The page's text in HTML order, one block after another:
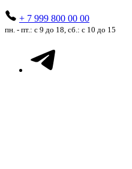
+ 7 999 800 00 00
пн. - пт.: с 9 до 18, сб.: с 10 до 15